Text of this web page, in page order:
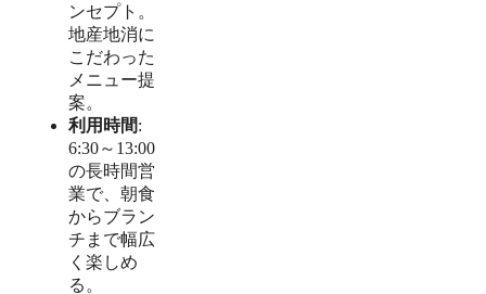
ンセプト。
地産地消に
こだわった
メニュー提
案。
利用時間:
6:30～13:00
の長時間営
業で、朝食
からブラン
チまで幅広
く楽しめ
る。